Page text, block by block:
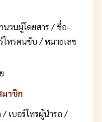
นวนผู้โดยสาร / ชื่อ–
โทรคนขับ / หมายเลข
มาชิก
/ เบอร์โทรผู้นำรถ /